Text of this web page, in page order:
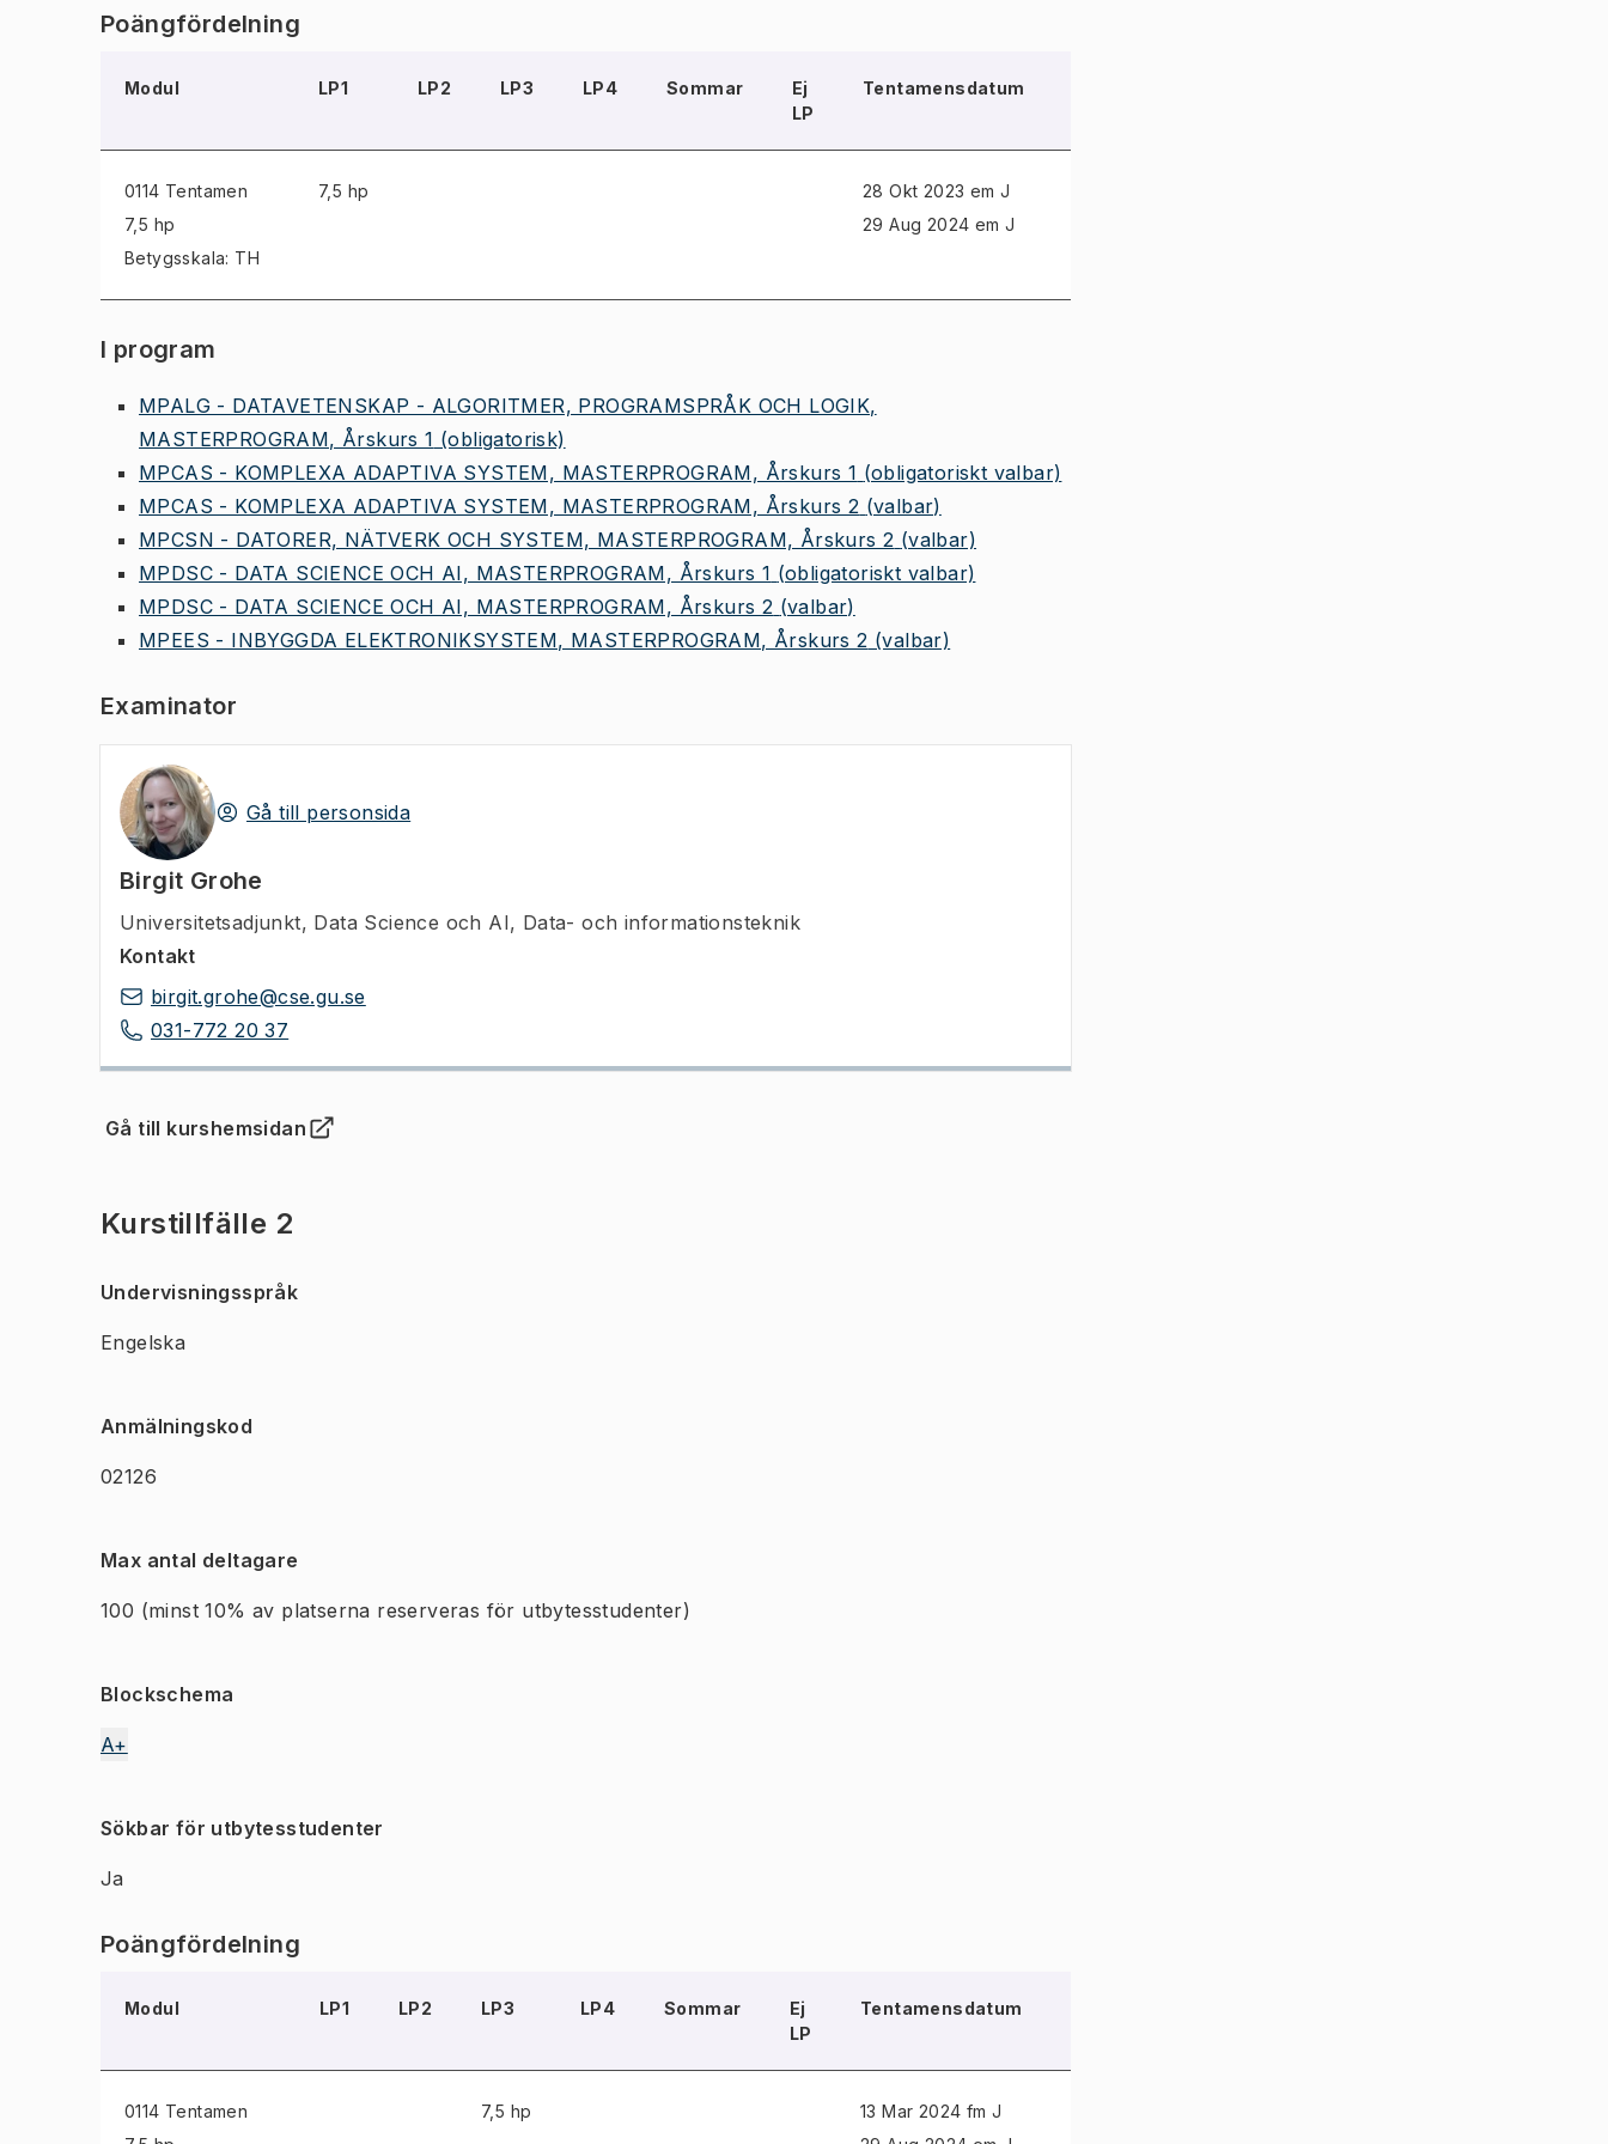
Poängfördelning
Modul LP1 LP2 LP3 LP4 Sommar
Ej
LP
Tentamensdatum
0114 Tentamen
7,5 hp
Betygsskala: TH
7,5 hp
28 Okt 2023 em J
29 Aug 2024 em J
I program
MPALG - DATAVETENSKAP - ALGORITMER, PROGRAMSPRÅK OCH LOGIK,
MASTERPROGRAM, Årskurs 1 (obligatorisk)
MPCAS - KOMPLEXA ADAPTIVA SYSTEM, MASTERPROGRAM, Årskurs 1 (obligatoriskt valbar)
MPCAS - KOMPLEXA ADAPTIVA SYSTEM, MASTERPROGRAM, Årskurs 2 (valbar)
MPCSN - DATORER, NÄTVERK OCH SYSTEM, MASTERPROGRAM, Årskurs 2 (valbar)
MPDSC - DATA SCIENCE OCH AI, MASTERPROGRAM, Årskurs 1 (obligatoriskt valbar)
MPDSC - DATA SCIENCE OCH AI, MASTERPROGRAM, Årskurs 2 (valbar)
MPEES - INBYGGDA ELEKTRONIKSYSTEM, MASTERPROGRAM, Årskurs 2 (valbar)
Examinator
Gå till personsida
Birgit Grohe
Universitetsadjunkt, Data Science och AI, Data- och informationsteknik
Kontakt
birgit.grohe@cse.gu.se
031-772 20 37
Gå till kurshemsidan
(Öppnas i ny flik)
Kurstillfälle 2
Undervisningsspråk
Engelska
Anmälningskod
02126
Max antal deltagare
100 (minst 10% av platserna reserveras för utbytesstudenter)
Blockschema
A+
Sökbar för utbytesstudenter
Ja
Poängfördelning
Modul LP1 LP2 LP3 LP4 Sommar
Ej
LP
Tentamensdatum
0114 Tentamen
7,5 hp
13 Mar 2024 fm J